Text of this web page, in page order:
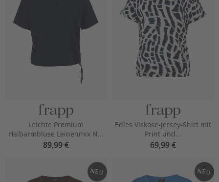
Leichte Premium
Halbarmbluse Leinenmix N...
89,99 €
Edles Viskose-Jersey-Shirt mit
Print und...
69,99 €
NEU NEU